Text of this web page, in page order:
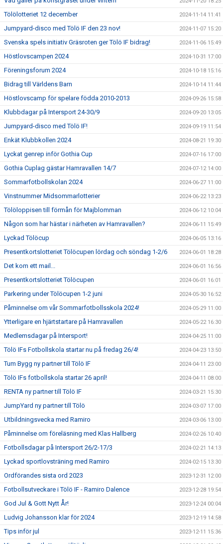
Tölölotteriet 12 december 2024-11-14 11:41
Jumpyard-disco med Tölö IF den 23 nov! 2024-11-07 15:20
Svenska spels initiativ Gräsroten ger Tölö IF bidrag! 2024-11-06 15:49
Höstlovscampen 2024 2024-10-31 17:00
Föreningsforum 2024 2024-10-18 15:16
Bidrag till Världens Barn 2024-10-14 11:44
Höstlovscamp för spelare födda 2010-2013 2024-09-26 15:58
Klubbdagar på Intersport 24-30/9 2024-09-20 13:05
Jumpyard-disco med Tölö IF! 2024-09-19 11:54
Enkät Klubbkollen 2024 2024-08-21 19:30
Lyckat genrep inför Gothia Cup 2024-07-16 17:00
Gothia Cuplag gästar Hamravallen 14/7 2024-07-12 14:00
Sommarfotbollskolan 2024 2024-06-27 11:00
Vinstnummer Midsommarlotterier 2024-06-22 13:23
Tölöloppisen till förmån för Majblomman 2024-06-12 10:04
Någon som har hästar i närheten av Hamravallen? 2024-06-11 15:49
Lyckad Tölöcup 2024-06-05 13:16
Presentkortslotteriet Tölöcupen lördag och söndag 1-2/6 2024-06-01 18:28
Det kom ett mail... 2024-06-01 16:56
Presentkortslotteriet Tölöcupen 2024-06-01 16:01
Parkering under Tölöcupen 1-2 juni 2024-05-30 16:52
Påminnelse om vår Sommarfotbollsskola 2024! 2024-05-29 11:00
Ytterligare en hjärtstartare på Hamravallen 2024-05-22 16:30
Medlemsdagar på Intersport! 2024-04-25 11:00
Tölö IFs Fotbollskola startar nu på fredag 26/4! 2024-04-23 13:50
Tum Bygg ny partner till Tölö IF 2024-04-11 23:00
Tölö IFs fotbollskola startar 26 april! 2024-04-11 08:00
RENTA ny partner till Tölö IF 2024-03-21 15:30
JumpYard ny partner till Tölö 2024-03-07 17:00
Utbildningsvecka med Ramiro 2024-03-06 13:00
Påminnelse om föreläsning med Klas Hallberg 2024-02-26 10:40
Fotbollsdagar på Intersport 26/2-17/3 2024-02-21 14:13
Lyckad sportlovsträning med Ramiro 2024-02-15 13:30
Ordförandes sista ord 2023 2023-12-31 12:00
Fotbollsutveckare i Tölö IF - Ramiro Dalence 2023-12-28 19:54
God Jul & Gott Nytt År! 2023-12-24 00:04
Ludvig Johansson klar för 2024 2023-12-19 14:58
Tips inför jul 2023-12-11 15:36